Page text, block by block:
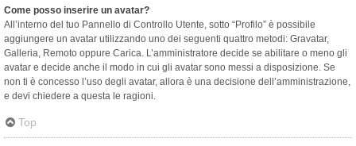
Come posso inserire un avatar?
All’interno del tuo Pannello di Controllo Utente, sotto “Profilo” è possibile
aggiungere un avatar utilizzando uno dei seguenti quattro metodi: Gravatar,
Galleria, Remoto oppure Carica. L’amministratore decide se abilitare o meno gli
avatar e decide anche il modo in cui gli avatar sono messi a disposizione. Se
non ti è concesso l’uso degli avatar, allora è una decisione dell’amministrazione,
e devi chiedere a questa le ragioni.
Top